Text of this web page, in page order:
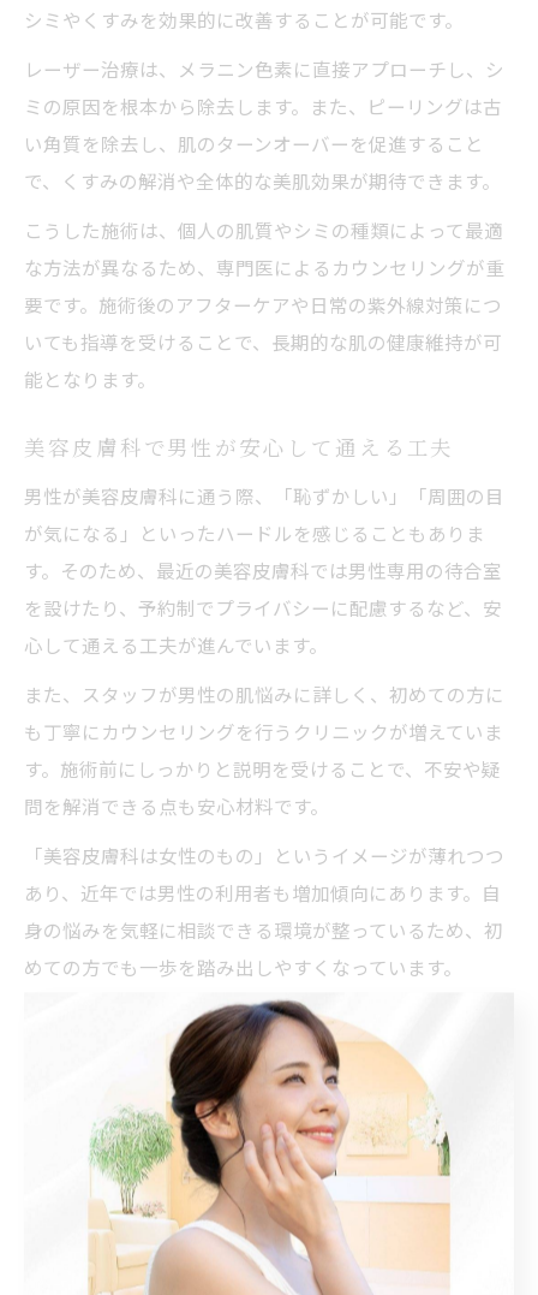
シミやくすみを効果的に改善することが可能です。
レーザー治療は、メラニン色素に直接アプローチし、シ
ミの原因を根本から除去します。また、ピーリングは古
い角質を除去し、肌のターンオーバーを促進すること
で、くすみの解消や全体的な美肌効果が期待できます。
こうした施術は、個人の肌質やシミの種類によって最適
な方法が異なるため、専門医によるカウンセリングが重
要です。施術後のアフターケアや日常の紫外線対策につ
いても指導を受けることで、長期的な肌の健康維持が可
能となります。
美容皮膚科で男性が安心して通える工夫
男性が美容皮膚科に通う際、「恥ずかしい」「周囲の目
が気になる」といったハードルを感じることもありま
す。そのため、最近の美容皮膚科では男性専用の待合室
を設けたり、予約制でプライバシーに配慮するなど、安
心して通える工夫が進んでいます。
また、スタッフが男性の肌悩みに詳しく、初めての方に
も丁寧にカウンセリングを行うクリニックが増えていま
す。施術前にしっかりと説明を受けることで、不安や疑
問を解消できる点も安心材料です。
「美容皮膚科は女性のもの」というイメージが薄れつつ
あり、近年では男性の利用者も増加傾向にあります。自
身の悩みを気軽に相談できる環境が整っているため、初
めての方でも一歩を踏み出しやすくなっています。
メンズにおすすめの美容皮膚科治療内容
男性におすすめの美容皮膚科治療には、ニキビ治療・毛
穴ケア・シミ対策・医療脱毛などがあります。これらは
肌トラブルの根本原因にアプローチできるため、短期間
で効果を実感しやすいのが特徴です。
具体的には、ダーマペンやピーリングで肌の再生力を高
めたり、レーザー施術でシミや黒ずみを改善する治療が